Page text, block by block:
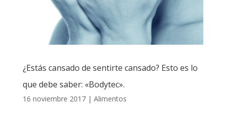
¿Estás cansado de sentirte cansado? Esto es lo
que debe saber: «Bodytec».
16 noviembre 2017| Alimentos